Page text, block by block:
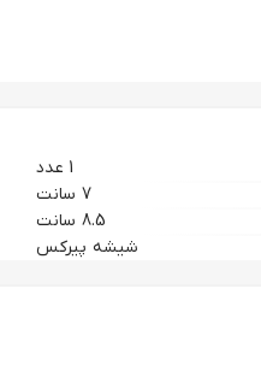
1 عدد
7 سانت
8.5 سانت
شیشه پیرکس